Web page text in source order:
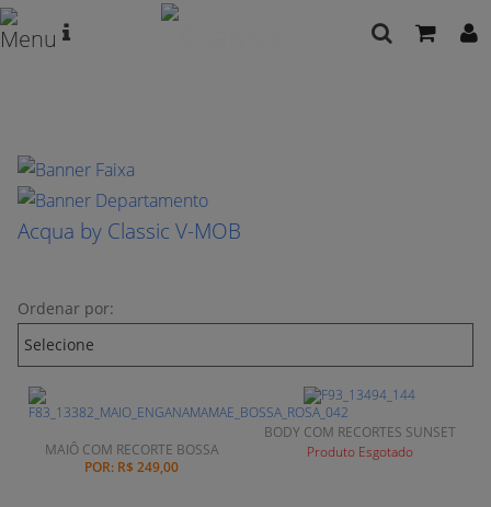
Acqua by Classic V-MOB
Ordenar por:
MAIÔ COM RECORTE BOSSA
POR: R$ 249,00
BODY COM RECORTES SUNSET
Produto Esgotado